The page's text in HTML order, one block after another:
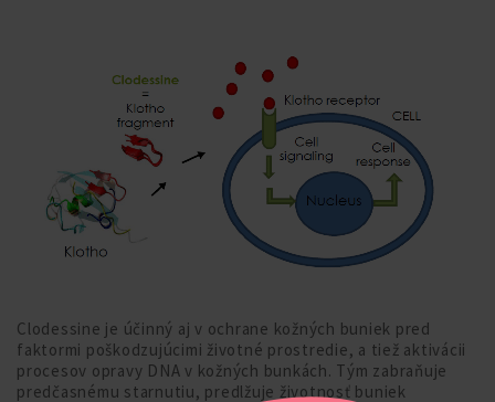
Clodessine je účinný aj v ochrane kožných buniek pred
faktormi poškodzujúcimi životné prostredie, a tiež aktivácii
procesov opravy DNA v kožných bunkách. Tým zabraňuje
predčasnému starnutiu, predlžuje životnosť buniek